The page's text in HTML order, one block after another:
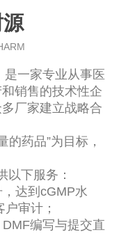
是一家专业从事医
销售的技术性企
厂家建立战略合
药品”为目标，
下服务：
达到cGMP水
审计；
编写与提交直